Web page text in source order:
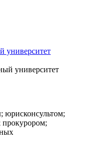
университет
юрисконсультом;